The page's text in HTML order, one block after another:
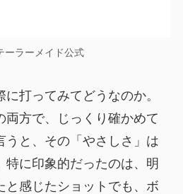
ーラーメイド公式
打ってみてどうなのか。
両方で、じっくり確かめて
うと、その「やさしさ」は
特に印象的だったのは、明
と感じたショットでも、ボ